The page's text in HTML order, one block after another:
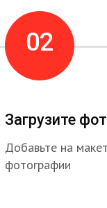
02
Загрузите
Добавьте на
фотографии